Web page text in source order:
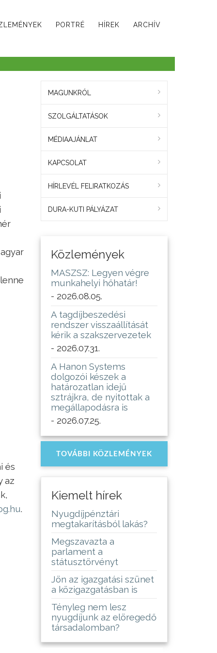
PORTRÉ HÍREK ARCHÍV
és
az
.
MAGUNKRÓL
SZOLGÁLTATÁSOK
MÉDIAAJÁNLAT
KAPCSOLAT
HÍRLEVÉL FELIRATKOZÁS
DURA-KUTI PÁLYÁZAT
Közlemények
MASZSZ: Legyen végre
munkahelyi hőhatár!
- 2026.08.05.
A tagdíjbeszedési
rendszer visszaállítását
kérik a szakszervezetek
- 2026.07.31.
A Hanon Systems
dolgozói készek a
határozatlan idejű
sztrájkra, de nyitottak a
megállapodásra is
- 2026.07.25.
TOVÁBBI KÖZLEMÉNYEK
Kiemelt hírek
Nyugdíjpénztári
megtakarításból lakás?
Megszavazta a
parlament a
státusztörvényt
Jön az igazgatási szünet
a közigazgatásban is
Tényleg nem lesz
nyugdíjunk az elöregedő
társadalomban?